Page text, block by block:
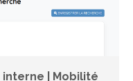
| Mobilité